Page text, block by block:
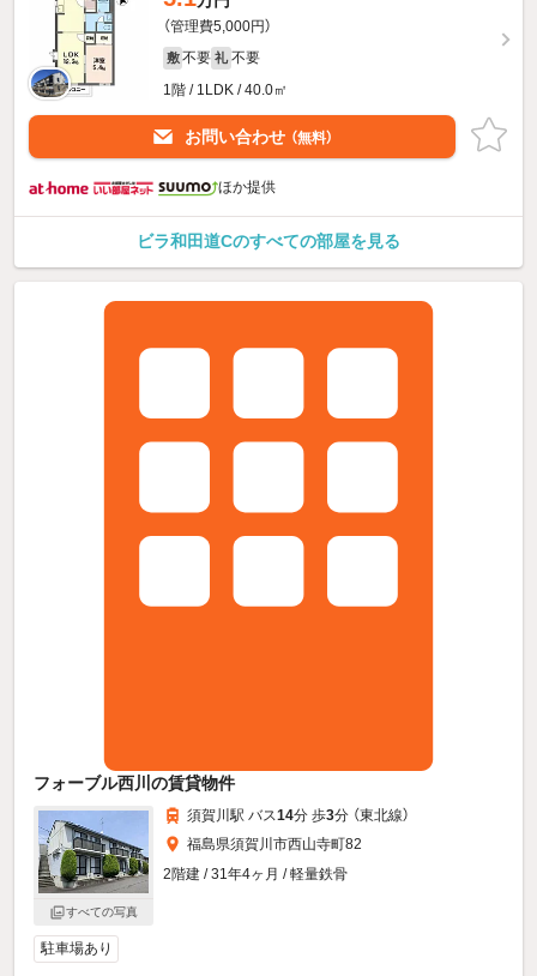
（管理費5,000円）
敷 不要 礼 不要
1階 / 1LDK / 40.0㎡
お問い合わせ （無料）
ほか提供
ビラ和田道Cのすべての部屋を見る
フォーブル西川の賃貸物件
すべての写真
須賀川駅 バス14分 歩3分 （東北線）
福島県須賀川市西山寺町82
2階建 / 31年4ヶ月 / 軽量鉄骨
駐車場あり